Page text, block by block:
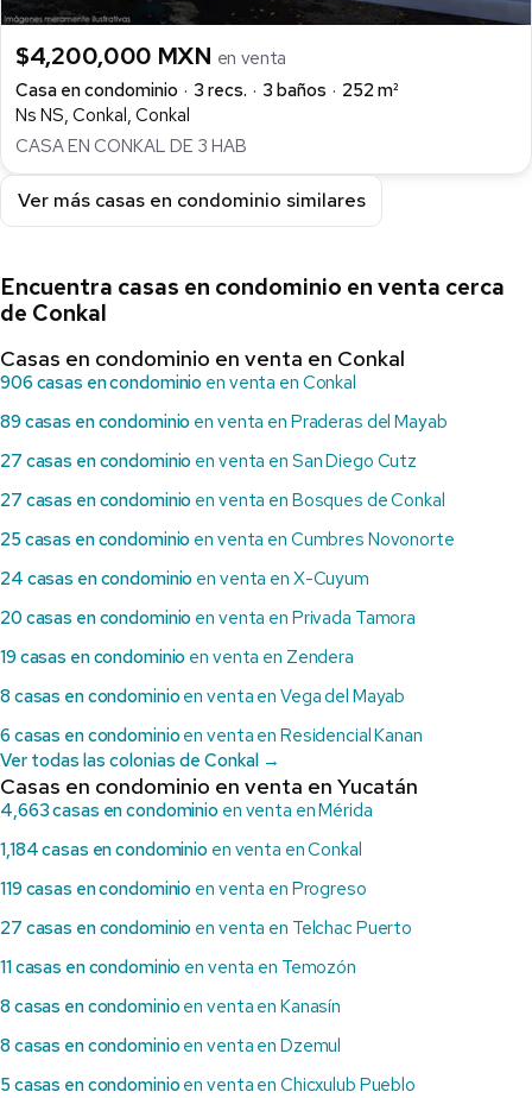
$4,200,000 MXN en venta
Casa en condominio
3 recs. 3 baños
252 m²
Ns NS, Conkal, Conkal
CASA EN CONKAL DE 3 HAB
Ver más casas en condominio similares
Encuentra casas en condominio en venta cerca
de Conkal
Casas en condominio en venta en Conkal
906 casas en condominio en venta en Conkal
89 casas en condominio en venta en Praderas del Mayab
27 casas en condominio en venta en San Diego Cutz
27 casas en condominio en venta en Bosques de Conkal
25 casas en condominio en venta en Cumbres Novonorte
24 casas en condominio en venta en X-Cuyum
20 casas en condominio en venta en Privada Tamora
19 casas en condominio en venta en Zendera
8 casas en condominio en venta en Vega del Mayab
6 casas en condominio en venta en Residencial Kanan
Ver todas las colonias de Conkal →
Casas en condominio en venta en Yucatán
4,663 casas en condominio en venta en Mérida
1,184 casas en condominio en venta en Conkal
119 casas en condominio en venta en Progreso
27 casas en condominio en venta en Telchac Puerto
11 casas en condominio en venta en Temozón
8 casas en condominio en venta en Kanasín
8 casas en condominio en venta en Dzemul
5 casas en condominio en venta en Chicxulub Pueblo